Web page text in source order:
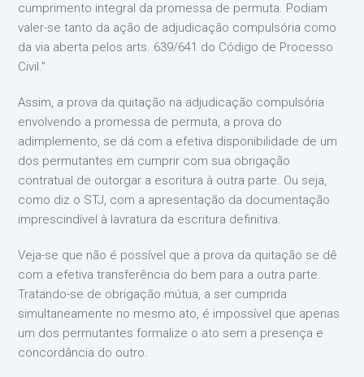
cumprimento integral da promessa de permuta. Podiam
valer-se tanto da ação de adjudicação compulsória como
da via aberta pelos arts. 639/641 do Código de Processo
Civil.”
Assim, a prova da quitação na adjudicação compulsória
envolvendo a promessa de permuta, a prova do
adimplemento, se dá com a efetiva disponibilidade de um
dos permutantes em cumprir com sua obrigação
contratual de outorgar a escritura à outra parte. Ou seja,
como diz o STJ, com a apresentação da documentação
imprescindível à lavratura da escritura definitiva.
Veja-se que não é possível que a prova da quitação se dê
com a efetiva transferência do bem para a outra parte.
Tratando-se de obrigação mútua, a ser cumprida
simultaneamente no mesmo ato, é impossível que apenas
um dos permutantes formalize o ato sem a presença e
concordância do outro.